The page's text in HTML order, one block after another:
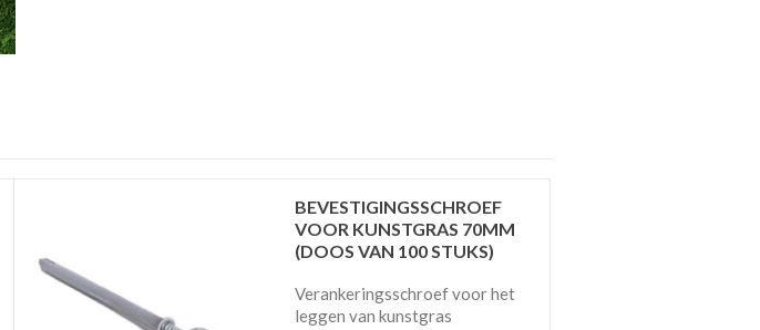
BEVESTIGINGSSCHROEF
VOOR KUNSTGRAS 70MM
(DOOS VAN 100 STUKS)
Verankeringsschroef voor het
leggen van kunstgras